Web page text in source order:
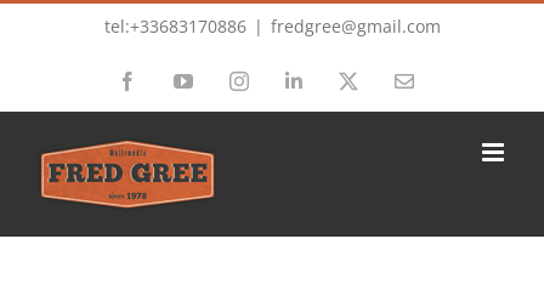
tel:+33683170886 | fredgree@gmail.com
FacebookYouTubeInstagramLinkedIn Email